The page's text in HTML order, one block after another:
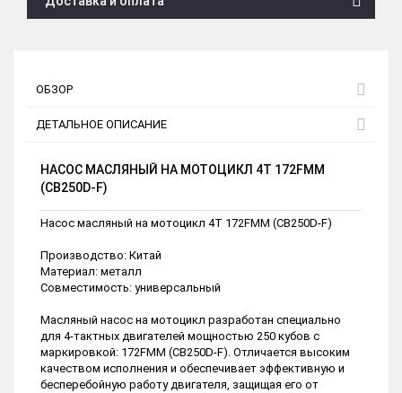
ОБЗОР
ДЕТАЛЬНОЕ ОПИСАНИЕ
НАСОС МАСЛЯНЫЙ НА МОТОЦИКЛ 4Т 172FMM
(CB250D-F)
Насос масляный на мотоцикл 4Т 172FMM (CB250D-F)
Производство: Китай
Материал: металл
Совместимость: универсальный
Масляный насос на мотоцикл разработан специально
для 4-тактных двигателей мощностью 250 кубов с
маркировкой: 172FMM (CB250D-F). Отличается высоким
качеством исполнения и обеспечивает эффективную и
бесперебойную работу двигателя, защищая его от